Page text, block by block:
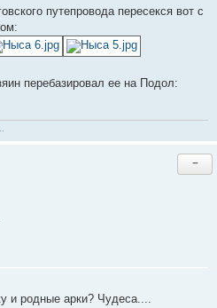
путепровода пересекся вот с
перебазировал ее на Подол:
−
и родные арки? Чудеса....